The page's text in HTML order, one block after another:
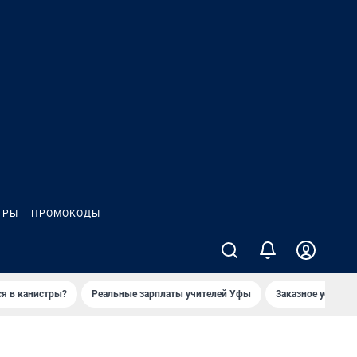
ПРОМОКОДЫ
в канистры? Реальные зарплаты учителей Уфы Заказное